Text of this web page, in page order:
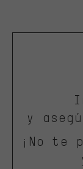
y
¡No te